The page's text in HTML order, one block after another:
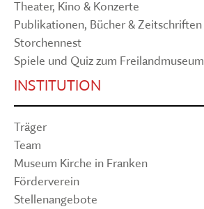
Theater, Kino & Konzerte
Publikationen, Bücher & Zeitschriften
Storchennest
Spiele und Quiz zum Freilandmuseum
INSTITUTION
Träger
Team
Museum Kirche in Franken
Förderverein
Stellenangebote